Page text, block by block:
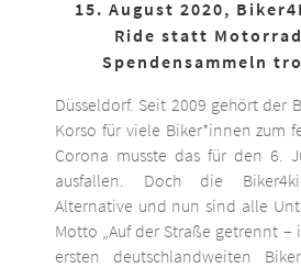
15. August 2020,
Ride statt
Spendensammeln
Düsseldorf. Seit 2009 gehört der
Korso für viele Biker*innen zum
Corona musste das für den 6.
ausfallen. Doch die
Alternative und nun sind alle
Motto „Auf der Straße getrennt –
ersten deutschlandweiten